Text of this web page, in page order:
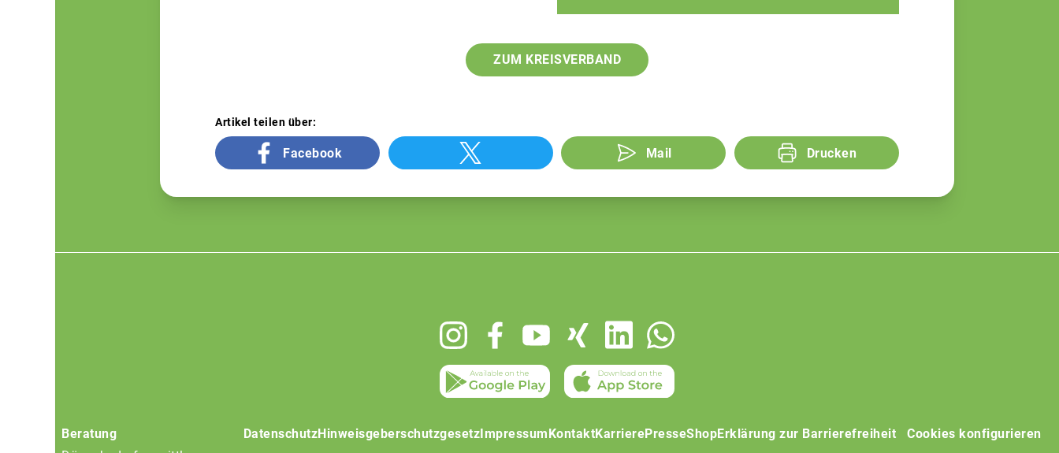
ZUM KREISVERBAND
Artikel teilen über:
Facebook Mail Drucken
Beratung
DatenschutzHinweisgeberschutzgesetz Impressum KontaktKarrierePresseShopErklärung zur Barrierefreiheit Cookies konfigurieren